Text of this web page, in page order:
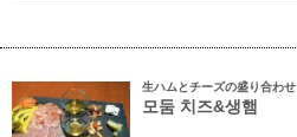
生ハムとチーズの盛り合わせ
모둠 치즈&생햄